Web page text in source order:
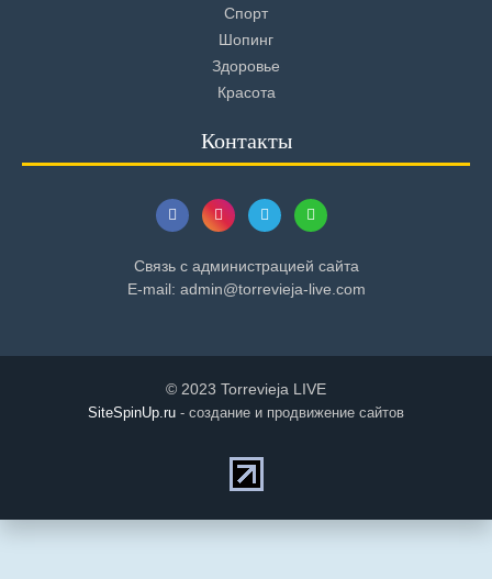
Спорт
Шопинг
Здоровье
Красота
Контакты
Связь с администрацией сайта
E-mail: admin@torrevieja-live.com
© 2023 Torrevieja LIVE
SiteSpinUp.ru - создание и продвижение сайтов